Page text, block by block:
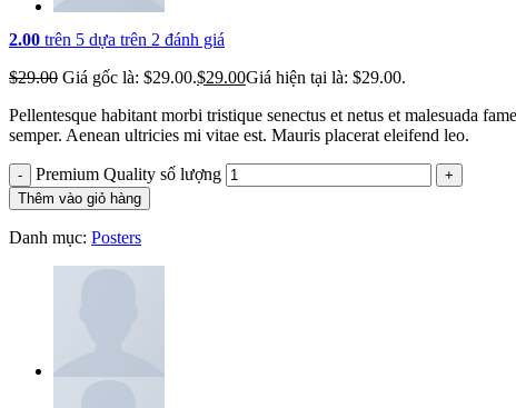
2.00 trên 5 dựa trên 2 đánh giá
$29.00 Giá gốc là: $29.00.$29.00Giá hiện tại là: $29.00.
Pellentesque habitant morbi tristique senectus et netus et malesuada
semper. Aenean ultricies mi vitae est. Mauris placerat eleifend leo.
Premium Quality số lượng
Thêm vào giỏ hàng
Danh mục: Posters